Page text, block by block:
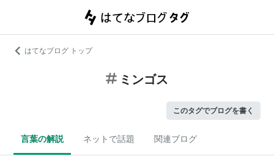
はてなブログ トップ
ミンゴス
このタグでブログを書く
言葉の解説 ネットで話題 関連ブログ